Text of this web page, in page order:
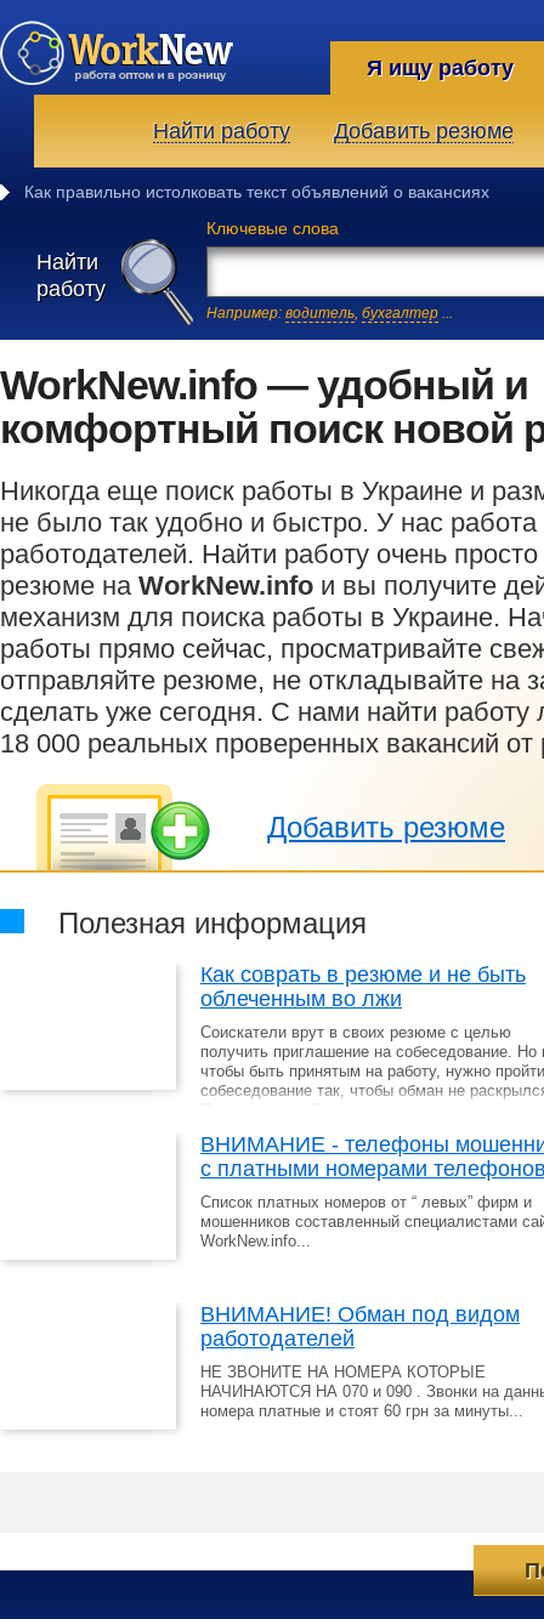
Я ищу работу
Найти работу Добавить резюме
Как правильно истолковать текст объявлений о вакансиях
Найти
работу
Ключевые слова
Например: водитель, бухгалтер ...
WorkNew.info — удобный и
комфортный поиск новой
Никогда еще поиск работы в Украине и
не было так удобно и быстро. У нас работа
работодателей. Найти работу очень
резюме на WorkNew.info и вы получите
механизм для поиска работы в Украине.
работы прямо сейчас, просматривайте
отправляйте резюме, не откладывайте на
сделать уже сегодня. С нами найти работу
18 000 реальных проверенных вакансий от
Добавить резюме
Полезная информация
Как соврать в резюме и не быть
облеченным во лжи
Cоискатели врут в своих резюме с целью
получить приглашение на собеседование. Но
чтобы быть принятым на работу, нужно пройти
собеседование так, чтобы обман не
обеспечить себя от уличения во лжи....
ВНИМАНИЕ - телефоны
с платными номерами
Список платных номеров от “ левых” фирм и
мошенников составленный специалистами
WorkNew.info...
ВНИМАНИЕ! Обман под видом
работодателей
НЕ ЗВОНИТЕ НА НОМЕРА КОТОРЫЕ
НАЧИНАЮТСЯ НА 070 и 090 . Звонки на
номера платные и стоят 60 грн за минуты...